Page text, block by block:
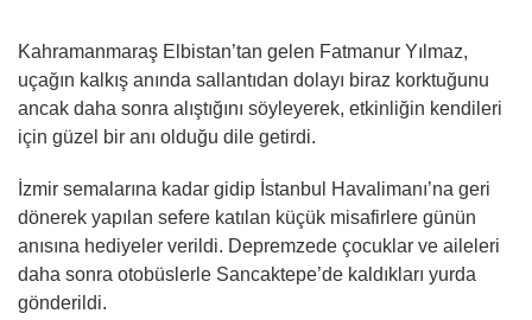
Kahramanmaraş Elbistan’tan gelen Fatmanur Yılmaz,
uçağın kalkış anında sallantıdan dolayı biraz korktuğunu
ancak daha sonra alıştığını söyleyerek, etkinliğin kendileri
için güzel bir anı olduğu dile getirdi.
İzmir semalarına kadar gidip İstanbul Havalimanı’na geri
dönerek yapılan sefere katılan küçük misafirlere günün
anısına hediyeler verildi. Depremzede çocuklar ve aileleri
daha sonra otobüslerle Sancaktepe’de kaldıkları yurda
gönderildi.